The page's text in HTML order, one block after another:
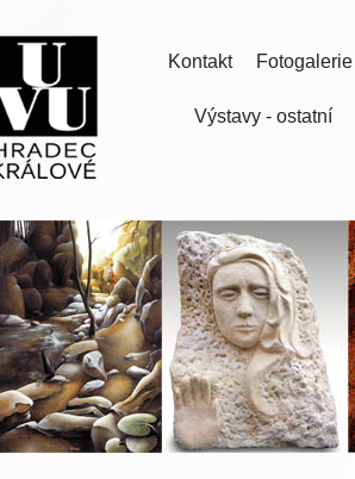
Fotogalerie
Kontakt
Výstavy - ostatní